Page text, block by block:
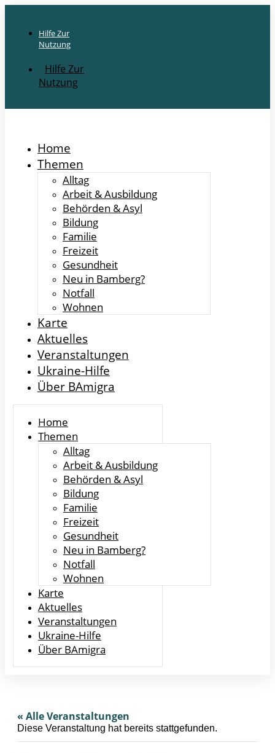
Hilfe Zur
Nutzung
Hilfe Zur
Nutzung
Home
Themen
Alltag
Arbeit & Ausbildung
Behörden & Asyl
Bildung
Familie
Freizeit
Gesundheit
Neu in Bamberg?
Notfall
Wohnen
Karte
Aktuelles
Veranstaltungen
Ukraine-Hilfe
Über BAmigra
Home
Themen
Alltag
Arbeit & Ausbildung
Behörden & Asyl
Bildung
Familie
Freizeit
Gesundheit
Neu in Bamberg?
Notfall
Wohnen
Karte
Aktuelles
Veranstaltungen
Ukraine-Hilfe
Über BAmigra
« Alle Veranstaltungen
Diese Veranstaltung hat bereits stattgefunden.